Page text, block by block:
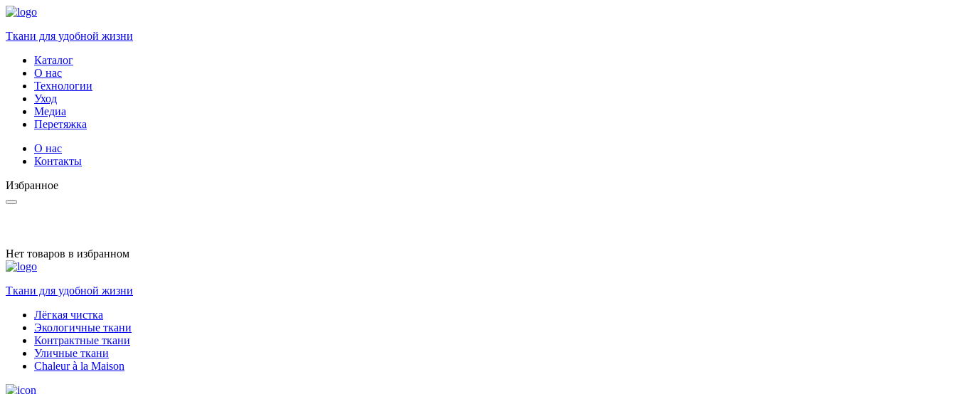
Ткани для удобной жизни
Каталог
О нас
Технологии
Уход
Медиа
Перетяжка
О нас
Контакты
Избранное
Нет товаров в избранном
Ткани для удобной жизни
Лёгкая чистка
Экологичные ткани
Контрактные ткани
Уличные ткани
Сhaleur à la Maison